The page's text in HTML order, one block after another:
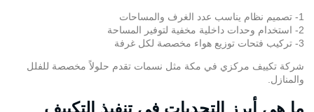
1- تصميم نظام يناسب عدد الغرف والمساحات
2- استخدام وحدات داخلية مخفية لتوفير المساحة
3- تركيب فتحات توزيع هواء مخصصة لكل غرفة
شركة تكييف مركزي في مكة مثل نسمات تقدم حلولاً مخصصة للفلل
والمنازل.
ما هي أبرز التحديات في تنفيذ التكييف